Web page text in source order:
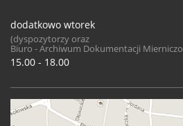
dodatkowo wtorek
(dyspozytorzy oraz
Biuro - Archiwum Dokumentacji
15.00 - 18.00